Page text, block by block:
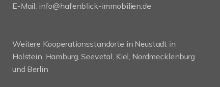
E-Mail: info@hafenblick-immobilien.de
Weitere Kooperationsstandorte in Neustadt in
Holstein, Hamburg, Seevetal, Kiel, Nordmecklenburg
und Berlin